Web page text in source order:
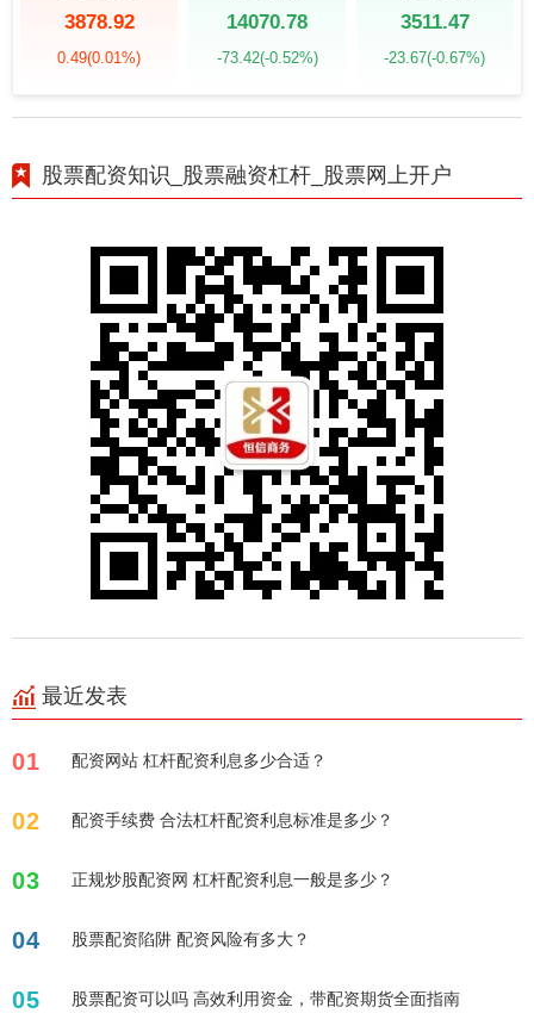
3878.92
0.49(0.01%)
14070.78
-73.42(-0.52%)
3511.47
-23.67(-0.67%)
股票配资知识_股票融资杠杆_股票网上开户
最近发表
01 配资网站 杠杆配资利息多少合适？
02 配资手续费 合法杠杆配资利息标准是多少？
03 正规炒股配资网 杠杆配资利息一般是多少？
04 股票配资陷阱 配资风险有多大？
05 股票配资可以吗 高效利用资金，带配资期货全面指南